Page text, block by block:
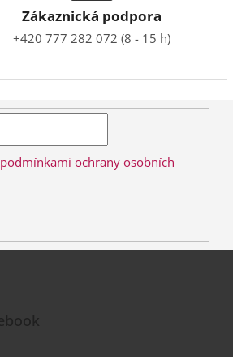
Zákaznická podpora
+420 777 282 072 (8 - 15 h)
podmínkami ochrany osobních